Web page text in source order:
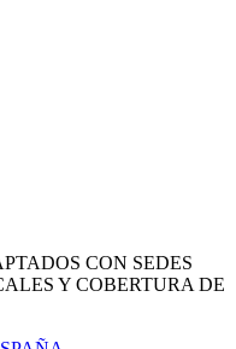
CON SEDES
Y COBERTURA DE